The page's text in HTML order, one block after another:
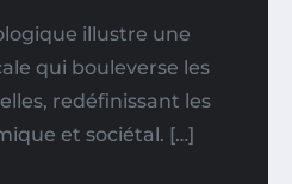
illustre une
qui bouleverse les
redéfinissant les
et sociétal. […]